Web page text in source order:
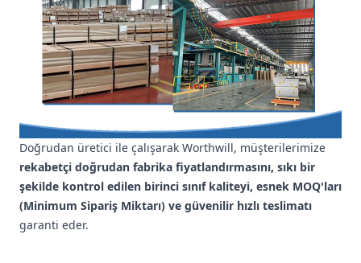
Doğrudan üretici ile çalışarak Worthwill, müşterilerimize
rekabetçi doğrudan fabrika fiyatlandırmasını, sıkı bir
şekilde kontrol edilen birinci sınıf kaliteyi, esnek MOQ'ları
(Minimum Sipariş Miktarı) ve güvenilir hızlı teslimatı
garanti eder.